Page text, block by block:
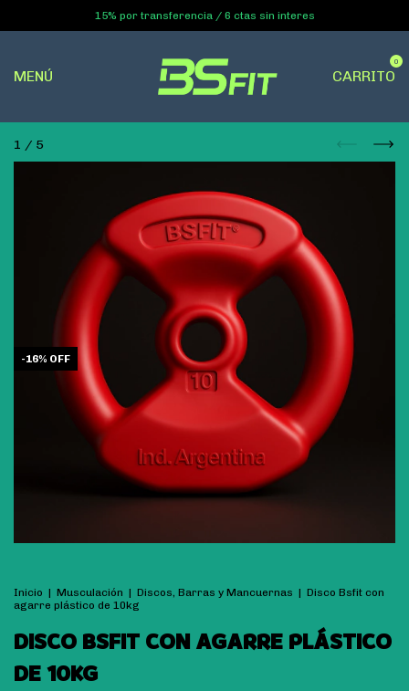
15% por transferencia / 6 ctas sin interes
MENÚ CARRITO
0
1 / 5
-16% OFF
Inicio | Musculación | Discos, Barras y Mancuernas | Disco Bsfit con
agarre plástico de 10kg
DISCO BSFIT CON AGARRE PLÁSTICO
DE 10KG